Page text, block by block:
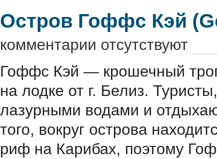
Остров Гоффс Кэй
комментарии отсутствуют
Гоффс Кэй — крошечный
на лодке от г. Белиз.
лазурными водами и
того, вокруг острова
риф на Карибах, поэтому